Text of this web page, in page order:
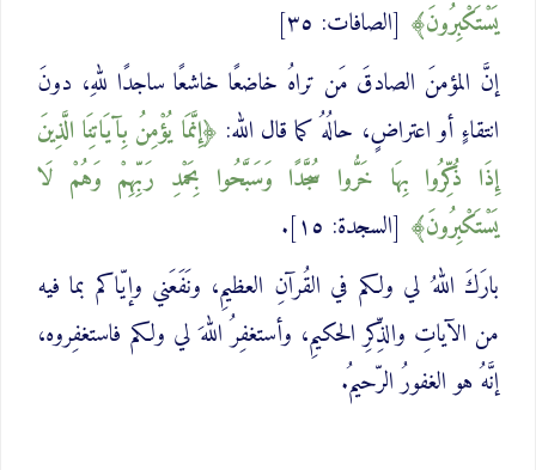
‌يَسْتَكْبِرُونَ
[الصافات: ٣٥]
إنَّ المؤمنَ الصادقَ مَن تراهُ خاضعًا خاشعًا ساجدًا للهِ، دونَ
انتقاءٍ أو اعتراضٍ، حالُهُ كما قال الله:
إِنَّمَا يُؤْمِنُ بِآيَاتِنَا الَّذِينَ
إِذَا ذُكِّرُوا بِهَا خَرُّوا سُجَّدًا وَسَبَّحُوا بِحَمْدِ رَبِّهِمْ وَهُمْ لَا
‌يَسْتَكْبِرُونَ
[السجدة: ١٥].
بارَكَ اللهُ لي ولكم في القُرآنِ العظيمِ، ونَفَعَني وإيّاكم بما فيه
من الآياتِ والذِّكرِ الحكيمِ، وأستغفِرُ اللهَ لي ولكم فاستغفِروه،
إنَّهُ هو الغفورُ الرّحيمُ.